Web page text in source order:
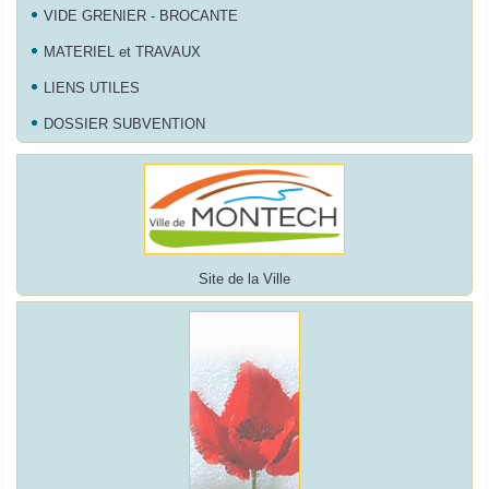
VIDE GRENIER - BROCANTE
MATERIEL et TRAVAUX
LIENS UTILES
DOSSIER SUBVENTION
Site de la Ville